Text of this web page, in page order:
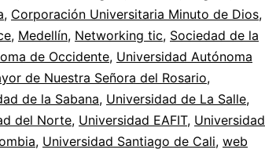
TICS
2009
, Corporación Universitaria Minuto de Dios,
, Medellín, Networking tic, Sociedad de la
de Occidente, Universidad Autónoma
de Nuestra Señora del Rosario,
de la Sabana, Universidad de La Salle,
del Norte, Universidad EAFIT, Universidad
, Universidad Santiago de Cali, web